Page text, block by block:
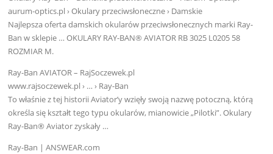
aurum-optics.pl › Okulary przeciwsłoneczne › Damskie
Najlepsza oferta damskich okularów przeciwsłonecznych marki Ray-
Ban w sklepie … OKULARY RAY-BAN® AVIATOR RB 3025 L0205 58
ROZMIAR M.
Ray-Ban AVIATOR – RajSoczewek.pl
www.rajsoczewek.pl › … › Ray-Ban
To właśnie z tej historii Aviator’y wzięły swoją nazwę potoczną, którą
określa się kształt tego typu okularów, mianowicie „Pilotki”. Okulary
Ray-Ban® Aviator zyskały …
Ray-Ban | ANSWEAR.com